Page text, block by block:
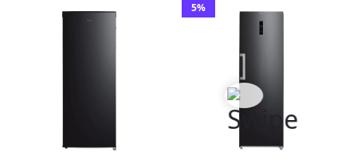
5%